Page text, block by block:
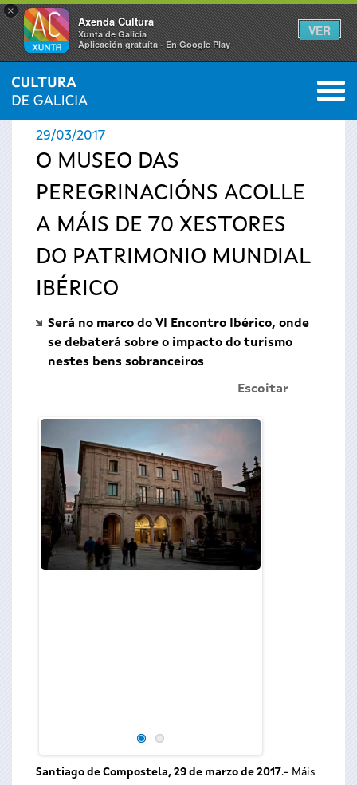
×
Axenda Cultura
Xunta de Galicia
Aplicación gratuíta - En Google Play
VER
Vostede
está
aquí
INICIO › ACTUALIDADE 0
29/03/2017
O MUSEO DAS
PEREGRINACIÓNS ACOLLE
A MÁIS DE 70 XESTORES
DO PATRIMONIO MUNDIAL
IBÉRICO
Será no marco do VI Encontro Ibérico, onde
se debaterá sobre o impacto do turismo
nestes bens sobranceiros
Escoitar
Santiago de Compostela, 29 de marzo de 2017.- Máis